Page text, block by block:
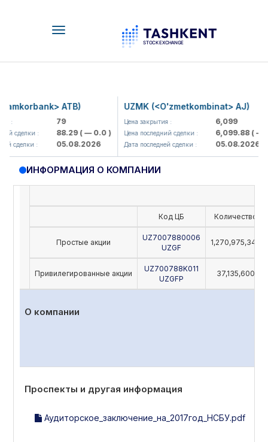
Toggle
ATB)
79
сделки : 88.29( — 0.0 )
сделки : 05.08.2026
UZMK (<O'zmetkombinat> AJ)
Цена закрытия : 6,099
Цена последний сделки : 6,099.88( —
Дата последней сделки : 05.08.2026
ИНФОРМАЦИЯ О КОМПАНИИ
Код ЦБ Количество
Простые акции
UZ7007880006
UZGF
1,270,975,342
Привилегированные акции
UZ700788K011
UZGFP
37,135,600
О компании
Проспекты и другая информация
Аудиторское_заключение_на_2017год_НСБУ.pdf